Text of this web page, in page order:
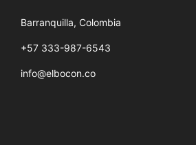
Barranquilla, Colombia
+57 333-987-6543
info@elbocon.co